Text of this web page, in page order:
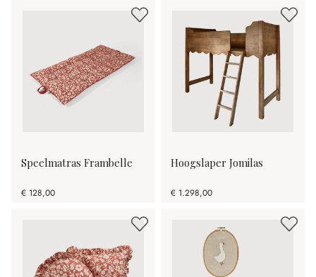
Speelmatras Frambelle
€ 128,00
Hoogslaper Jomilas
€ 1.298,00